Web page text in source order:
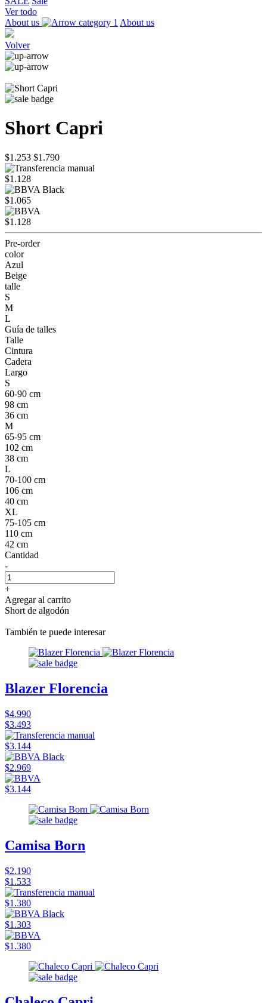
Ver todo
About us
About us
Volver
Short Capri
$1.253 $1.790
$1.128
$1.065
$1.128
Pre-order
color
Azul
Beige
talle
S
M
L
Guía de talles
Talle
Cintura
Cadera
Largo
S
60-90 cm
98 cm
36 cm
M
65-95 cm
102 cm
38 cm
L
70-100 cm
106 cm
40 cm
XL
75-105 cm
110 cm
42 cm
Cantidad
-
+
Agregar al carrito
Short de algodón
También te puede interesar
Blazer Florencia
$4.990
$3.493
$3.144
$2.969
$3.144
Camisa Born
$2.190
$1.533
$1.380
$1.303
$1.380